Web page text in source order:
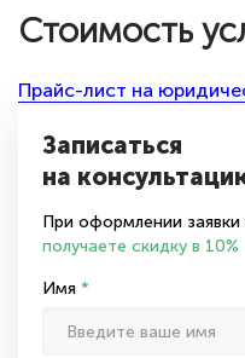
Стоимость
Прайс-лист на
Записаться
на
При оформлении заявки
получаете скидку в 10%
Имя *